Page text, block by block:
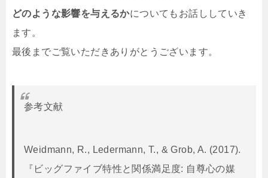
どのような影響を与えるかについてもお話ししていき
ます。
最後までご覧いただきありがとうございます。
参考文献
Weidmann, R., Ledermann, T., & Grob, A. (2017).
『ビッグファイブ特性と関係満足度: 自尊心の媒